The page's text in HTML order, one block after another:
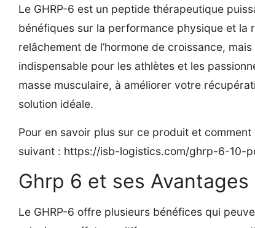
Le GHRP-6 est un peptide thérapeutique
bénéfiques sur la performance physique et la
relâchement de l’hormone de croissance,
indispensable pour les athlètes et les
masse musculaire, à améliorer votre
solution idéale.
Pour en savoir plus sur ce produit et
suivant : https://isb-logistics.com/ghrp-6-10-
Ghrp 6 et ses
Le GHRP-6 offre plusieurs bénéfices qui